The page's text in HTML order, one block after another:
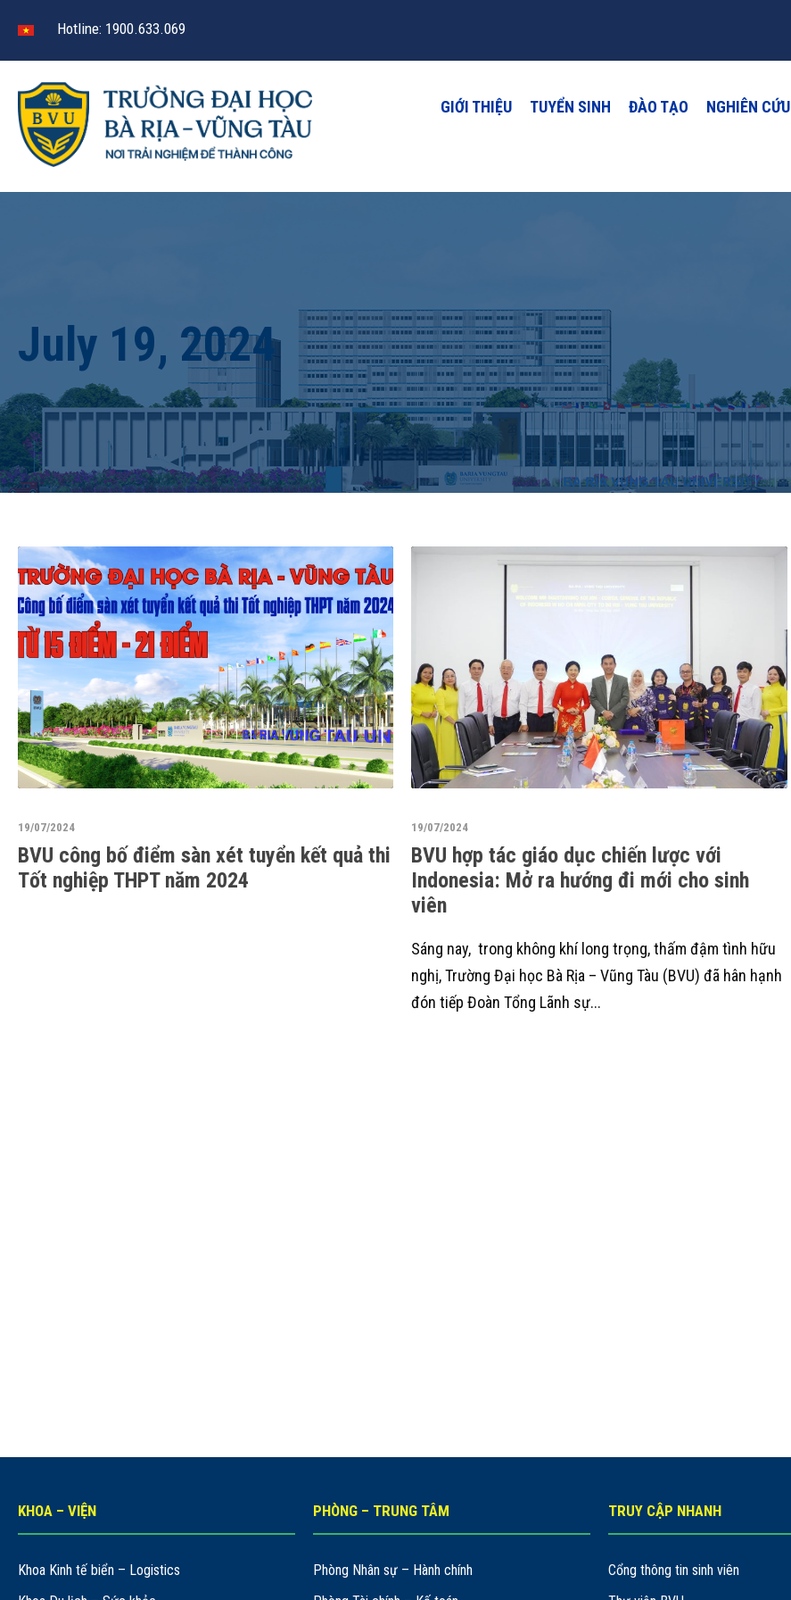
Hotline: 1900.633.069
GIỚI THIỆU TUYỂN SINH ĐÀO TẠO NGHIÊN CỨU
July 19, 2024
19/07/2024
BVU công bố điểm sàn xét tuyển kết quả thi
Tốt nghiệp THPT năm 2024
19/07/2024
BVU hợp tác giáo dục chiến lược với
Indonesia: Mở ra hướng đi mới cho sinh
viên
Sáng nay, trong không khí long trọng, thấm đậm tình hữu
nghị, Trường Đại học Bà Rịa – Vũng Tàu (BVU) đã hân hạnh
đón tiếp Đoàn Tổng Lãnh sự...
KHOA – VIỆN
Khoa Kinh tế biển – Logistics
PHÒNG – TRUNG TÂM
Phòng Nhân sự – Hành chính
TRUY CẬP NHANH
Cổng thông tin sinh viên